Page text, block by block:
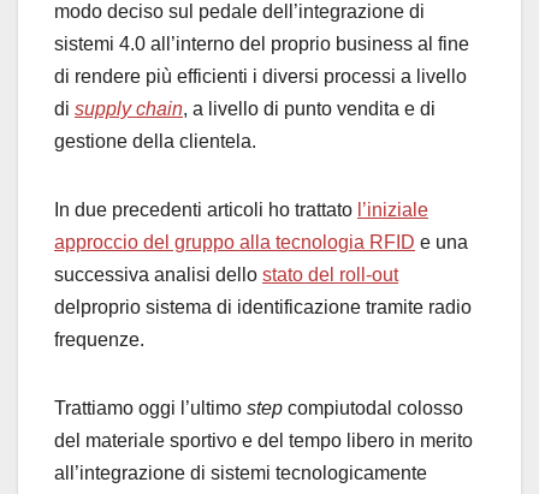
modo deciso sul pedale dell’integrazione di
sistemi 4.0 all’interno del proprio business al fine
di rendere più efficienti i diversi processi a livello
di supply chain, a livello di punto vendita e di
gestione della clientela.
In due precedenti articoli ho trattato l’iniziale
approccio del gruppo alla tecnologia RFID e una
successiva analisi dello stato del roll-out
delproprio sistema di identificazione tramite radio
frequenze.
Trattiamo oggi l’ultimo step compiutodal colosso
del materiale sportivo e del tempo libero in merito
all’integrazione di sistemi tecnologicamente